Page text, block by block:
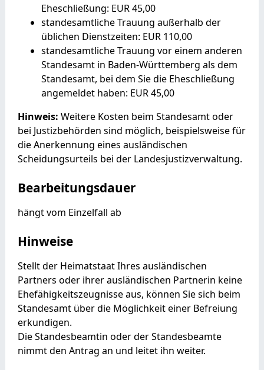
Eheschließung: EUR 45,00
standesamtliche Trauung außerhalb der
üblichen Dienstzeiten: EUR 110,00
standesamtliche Trauung vor einem anderen
Standesamt in Baden-Württemberg als dem
Standesamt, bei dem Sie die Eheschließung
angemeldet haben: EUR 45,00
Hinweis: Weitere Kosten beim Standesamt oder
bei Justizbehörden sind möglich, beispielsweise für
die Anerkennung eines ausländischen
Scheidungsurteils bei der Landesjustizverwaltung.
Bearbeitungsdauer
hängt vom Einzelfall ab
Hinweise
Stellt der Heimatstaat Ihres ausländischen
Partners oder ihrer ausländischen Partnerin keine
Ehefähigkeitszeugnisse aus, können Sie sich beim
Standesamt über die Möglichkeit einer Befreiung
erkundigen.
Die Standesbeamtin oder der Standesbeamte
nimmt den Antrag an und leitet ihn weiter.